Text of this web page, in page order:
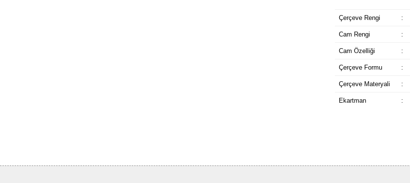
Çerçeve Rengi :
Cam Rengi :
Cam Özelliği :
Çerçeve Formu :
Çerçeve Materyali :
Ekartman :